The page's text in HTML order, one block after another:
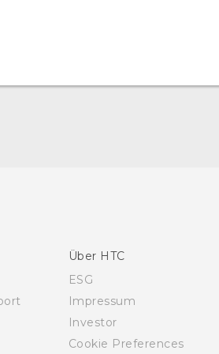
Über HTC
ESG
Impressum
Investor
Cookie Preferences